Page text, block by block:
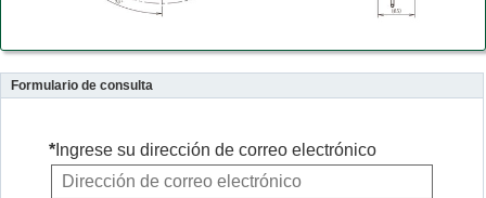
Formulario de consulta
* Ingrese su dirección de correo electrónico